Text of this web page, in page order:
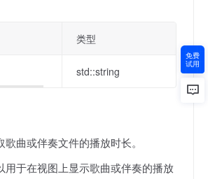
类型
std::string
歌曲或伴奏文件的播放时长。
用于在视图上显示歌曲或伴奏的播放
免费
试用